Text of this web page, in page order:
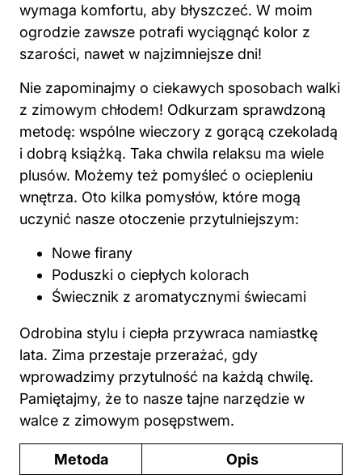
wymaga komfortu, aby błyszczeć. W moim
ogrodzie zawsze potrafi wyciągnąć kolor z
szarości, nawet w najzimniejsze dni!
Nie zapominajmy o ciekawych sposobach walki
z zimowym chłodem! Odkurzam sprawdzoną
metodę: wspólne wieczory z gorącą czekoladą
i dobrą książką. Taka chwila relaksu ma wiele
plusów. Możemy też pomyśleć o ociepleniu
wnętrza. Oto kilka pomysłów, które mogą
uczynić nasze otoczenie przytulniejszym:
Nowe firany
Poduszki o ciepłych kolorach
Świecznik z aromatycznymi świecami
Odrobina stylu i ciepła przywraca namiastkę
lata. Zima przestaje przerażać, gdy
wprowadzimy przytulność na każdą chwilę.
Pamiętajmy, że to nasze tajne narzędzie w
walce z zimowym posępstwem.
Metoda Opis